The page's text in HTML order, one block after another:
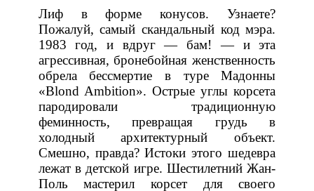
Лиф в форме конусов. Узнаете?
Пожалуй, самый скандальный код мэра.
1983 год, и вдруг — бам! — и эта
агрессивная, бронебойная женственность
обрела бессмертие в туре Мадонны
«Blond Ambition». Острые углы корсета
пародировали традиционную
феминность, превращая грудь в
холодный архитектурный объект.
Смешно, правда? Истоки этого шедевра
лежат в детской игре. Шестилетний Жан-
Поль мастерил корсет для своего